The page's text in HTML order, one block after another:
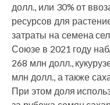
долл., или 30% от
ресурсов для
затраты на семена
Союзе в 2021 году
268 млн долл.,
млн долл., а также
При этом доля